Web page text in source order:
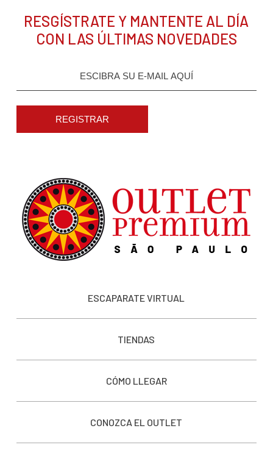
RESGÍSTRATE Y MANTENTE AL DÍA
CON LAS ÚLTIMAS NOVEDADES
REGISTRAR
ESCAPARATE VIRTUAL
TIENDAS
CÓMO LLEGAR
CONOZCA EL OUTLET